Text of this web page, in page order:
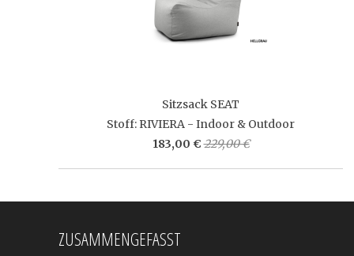
Sitzsack SEAT
Stoff: RIVIERA - Indoor & Outdoor
183,00 €229,00 €
ZUSAMMENGEFASST